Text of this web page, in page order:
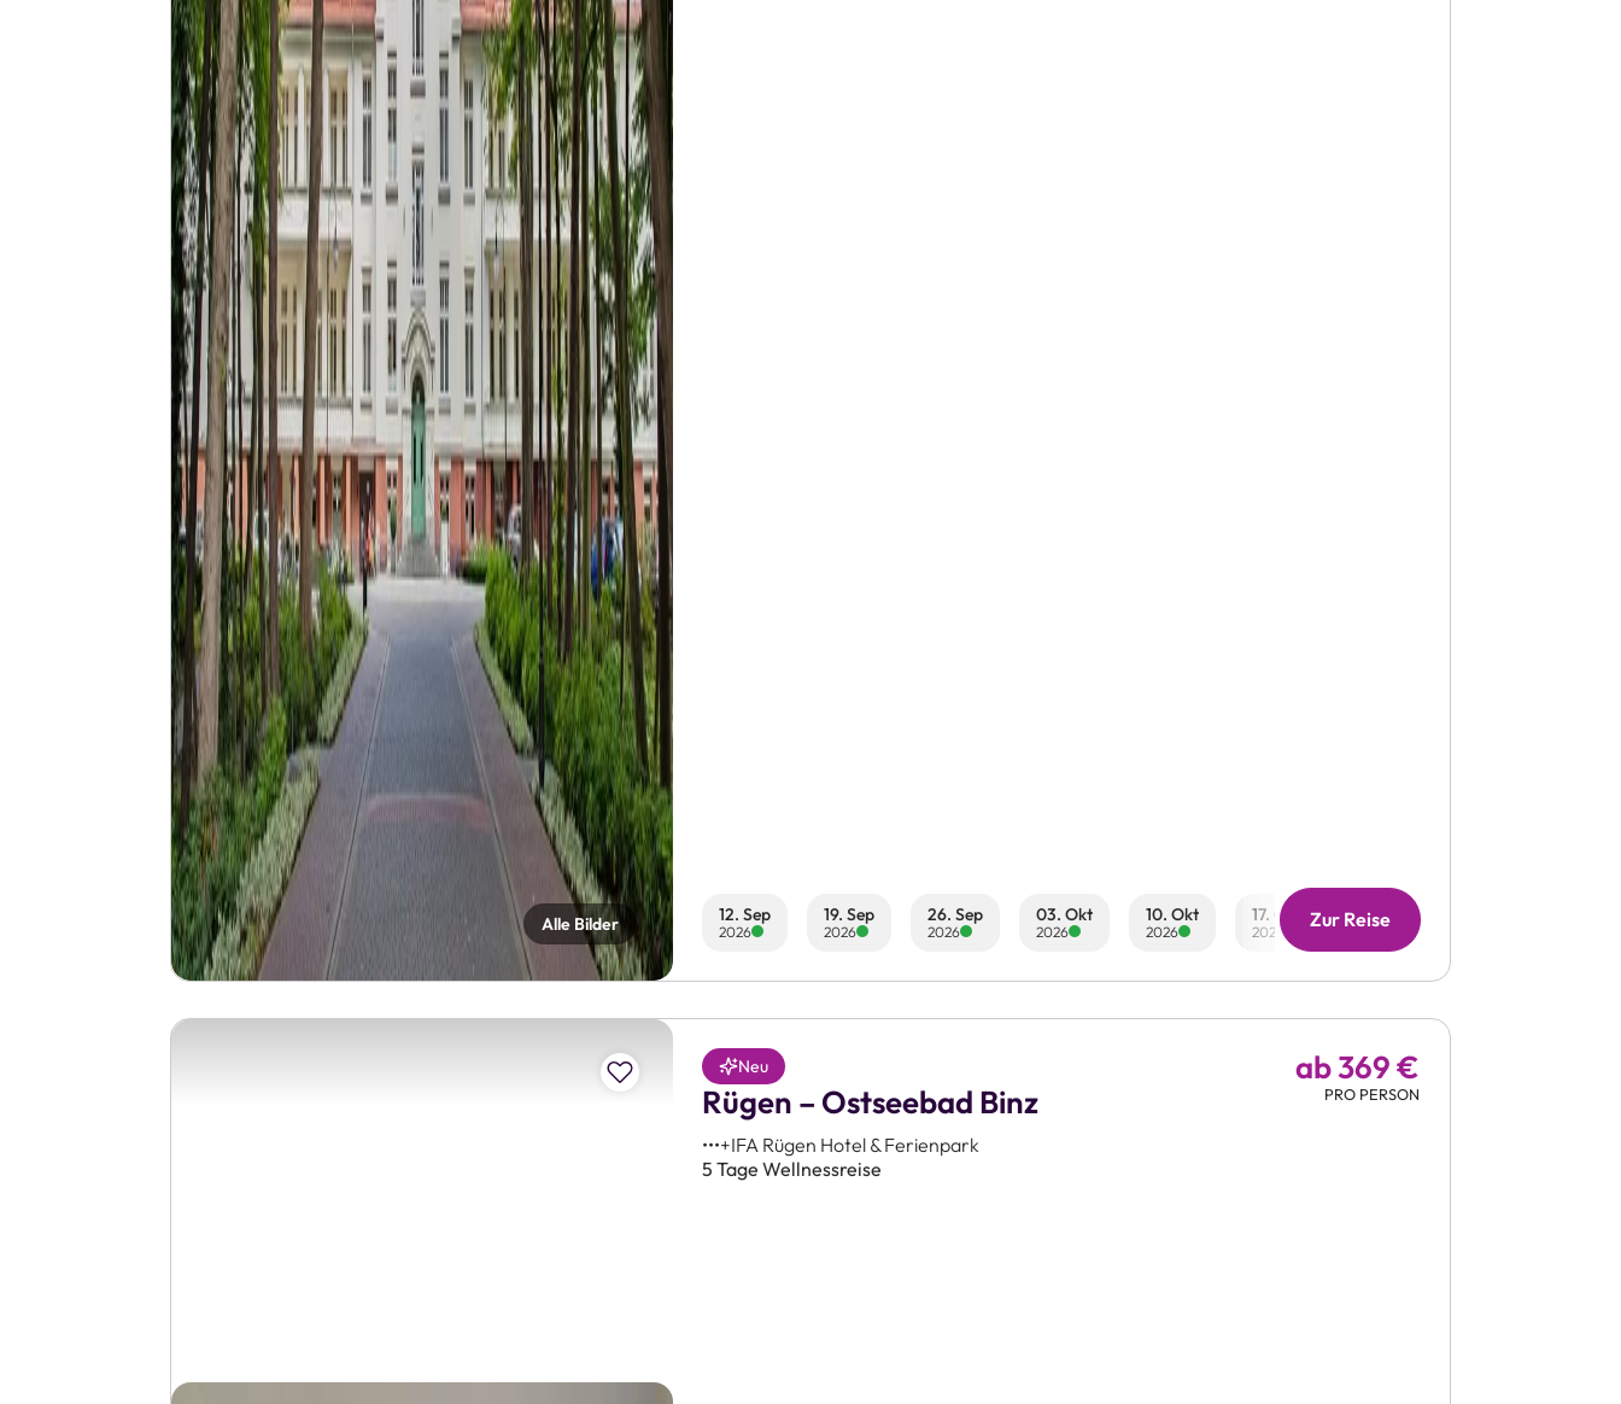
Alle Bilder 12. Sep
2026
19. Sep
2026
26. Sep
2026
03. Okt
2026
10. Okt
2026
17. Okt
2026
24. Okt
2026
Zur Reise
Zur Merkliste hinzufügen
Neu
5 Tage Wellnessreise
Rügen – Ostseebad Binz
•••+IFA Rügen Hotel & Ferienpark
ab 369 €
PRO PERSON